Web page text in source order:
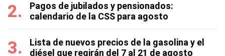
Pagos de jubilados y pensionados:
calendario de la CSS para agosto
Lista de nuevos precios de la gasolina y el
diésel que regirán del 7 al 21 de agosto